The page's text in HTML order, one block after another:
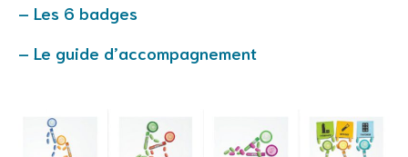
– Les 6 badges
– Le guide d’accompagnement